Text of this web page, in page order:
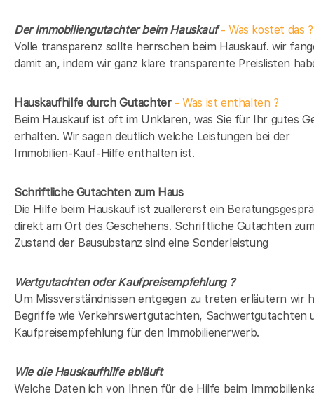
Der Immobiliengutachter beim Hauskauf- Was kostet das ?
Volle transparenz sollte herrschen beim Hauskauf. wir
damit an, indem wir ganz klare transparente Preislisten
Hauskaufhilfe durch Gutachter- Was ist enthalten ?
Beim Hauskauf ist oft im Unklaren, was Sie für Ihr gutes
erhalten. Wir sagen deutlich welche Leistungen bei der
Immobilien-Kauf-Hilfe enthalten ist.
Schriftliche Gutachten zum Haus
Die Hilfe beim Hauskauf ist zuallererst ein
direkt am Ort des Geschehens. Schriftliche Gutachten
Zustand der Bausubstanz sind eine Sonderleistung
Wertgutachten oder Kaufpreisempfehlung ?
Um Missverständnissen entgegen zu treten erläutern wir
Begriffe wie Verkehrswertgutachten, Sachwertgutachten
Kaufpreisempfehlung für den Immobilienerwerb.
Wie die Hauskaufhilfe abläuft
Welche Daten ich von Ihnen für die Hilfe beim